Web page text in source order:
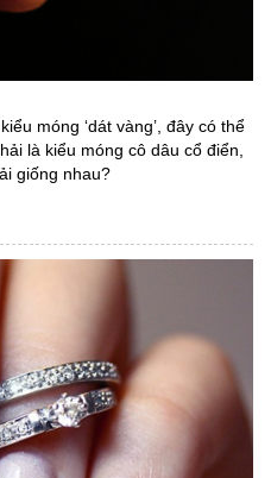
móng ‘dát vàng’, đây có thể
là kiểu móng cô dâu cổ điển,
giống nhau?